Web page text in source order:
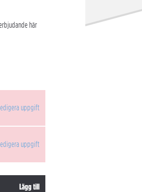
här
uppgift
uppgift
Lägg till